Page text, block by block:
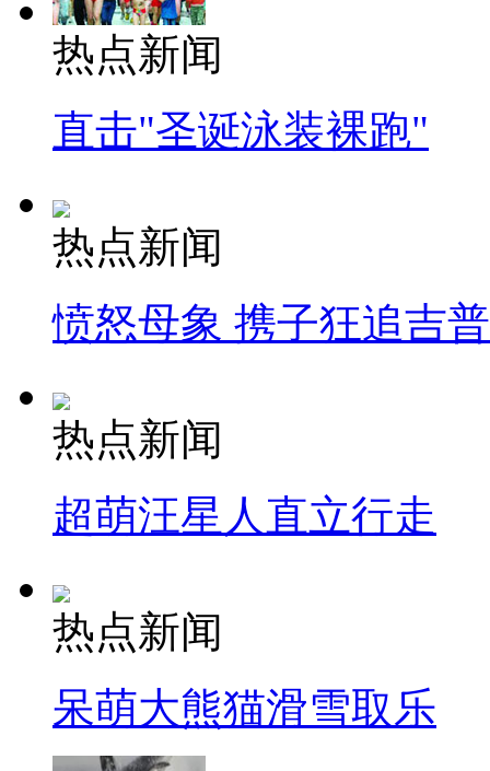
热点新闻
直击"圣诞泳装裸跑"
热点新闻
愤怒母象 携子狂追吉
热点新闻
超萌汪星人直立行走
热点新闻
呆萌大熊猫滑雪取乐